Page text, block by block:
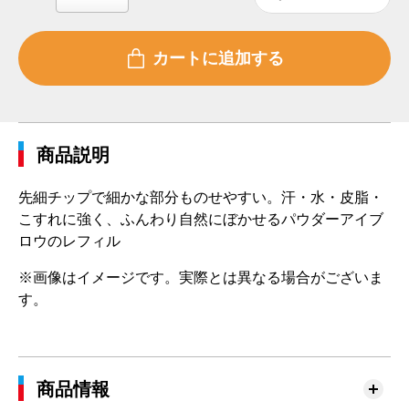
商品説明
先細チップで細かな部分ものせやすい。汗・水・皮脂・
こすれに強く、ふんわり自然にぼかせるパウダーアイブ
ロウのレフィル
※画像はイメージです。実際とは異なる場合がございま
す。
商品情報